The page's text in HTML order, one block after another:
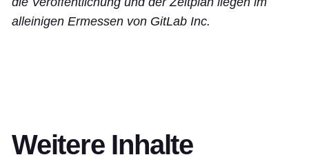
alleinigen Ermessen von GitLab Inc.
Weitere Inhalte